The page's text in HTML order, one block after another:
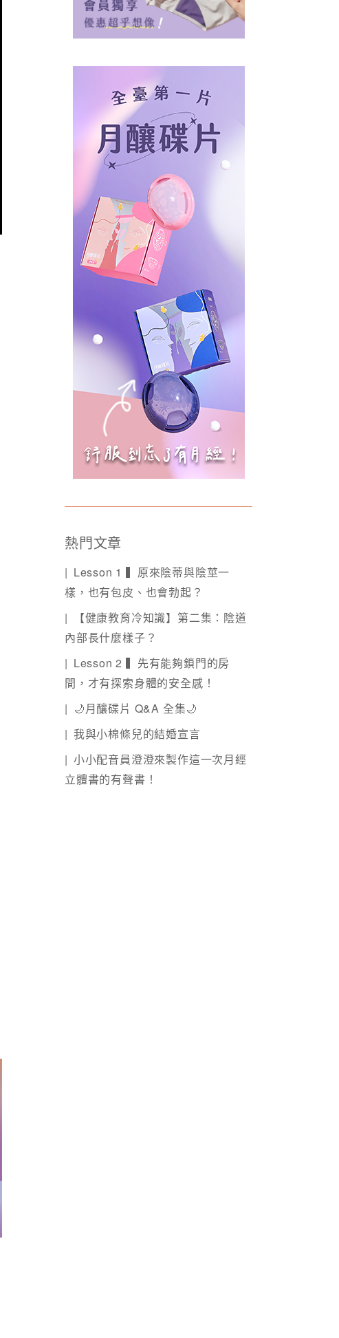
熱門文章
Lesson 1 ▍原來陰蒂與陰莖一
樣，也有包皮、也會勃起？
【健康教育冷知識】第二集：陰道
內部長什麼樣子？
Lesson 2 ▍先有能夠鎖門的房
間，才有探索身體的安全感！
🌙月釀碟片 Q&A 全集🌙
我與小棉條兒的結婚宣言
小小配音員澄澄來製作這一次月經
立體書的有聲書！